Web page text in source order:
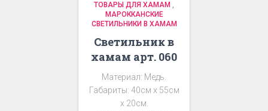
ТОВАРЫ ДЛЯ ХАМАМ ,
МАРОККАНСКИЕ
СВЕТИЛЬНИКИ В ХАМАМ
Светильник в
хамам арт. 060
Материал: Медь.
Габариты: 40см х 55см
х 20см.